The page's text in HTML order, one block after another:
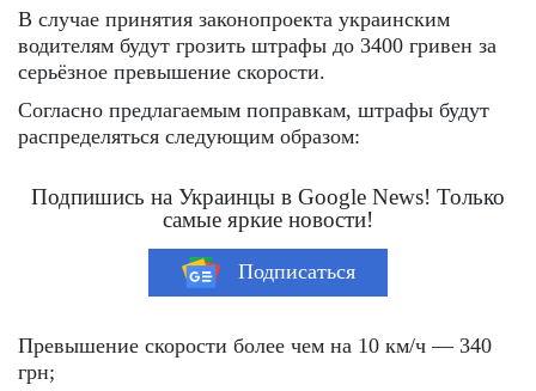
В случае принятия законопроекта украинским
водителям будут грозить штрафы до 3400 гривен за
серьёзное превышение скорости.
Согласно предлагаемым поправкам, штрафы будут
распределяться следующим образом:
Подпишись на Украинцы в Google News! Только
самые яркие новости!
Подписаться
Превышение скорости более чем на 10 км/ч — 340
грн;